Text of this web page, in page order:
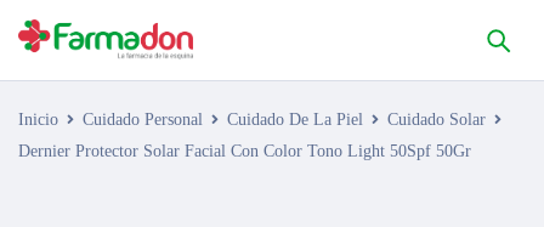
Inicio Cuidado Personal Cuidado De La Piel
Cuidado Solar
Dernier Protector Solar Facial Con Color Tono Light 50Spf 50Gr